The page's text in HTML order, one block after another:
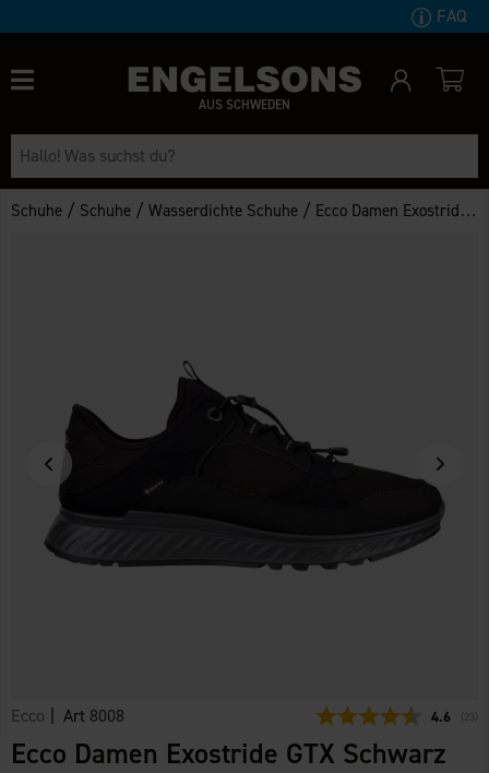
FAQ
AUS SCHWEDEN
Schuhe / Schuhe /Wasserdichte Schuhe / Ecco Damen Exostride GTX Schwarz
Ecco | Art 8008 4.6 23
Ecco Damen Exostride GTX Schwarz